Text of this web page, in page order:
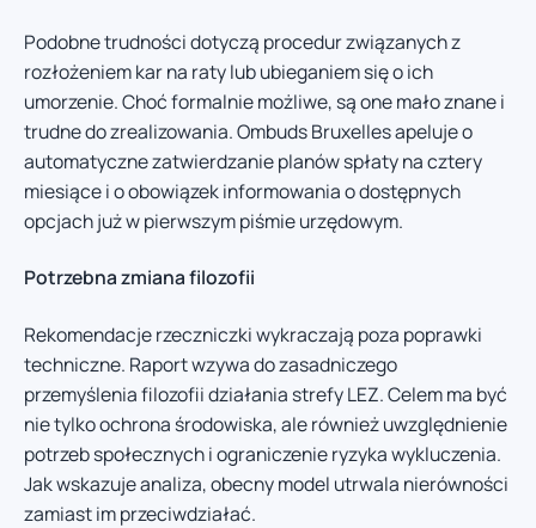
Podobne trudności dotyczą procedur związanych z
rozłożeniem kar na raty lub ubieganiem się o ich
umorzenie. Choć formalnie możliwe, są one mało znane i
trudne do zrealizowania. Ombuds Bruxelles apeluje o
automatyczne zatwierdzanie planów spłaty na cztery
miesiące i o obowiązek informowania o dostępnych
opcjach już w pierwszym piśmie urzędowym.
Potrzebna zmiana filozofii
Rekomendacje rzeczniczki wykraczają poza poprawki
techniczne. Raport wzywa do zasadniczego
przemyślenia filozofii działania strefy LEZ. Celem ma być
nie tylko ochrona środowiska, ale również uwzględnienie
potrzeb społecznych i ograniczenie ryzyka wykluczenia.
Jak wskazuje analiza, obecny model utrwala nierówności
zamiast im przeciwdziałać.